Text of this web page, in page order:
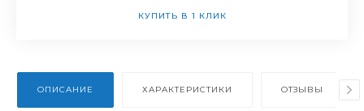
КУПИТЬ В 1 КЛИК
ОПИСАНИЕ ХАРАКТЕРИСТИКИ ОТЗЫВЫ